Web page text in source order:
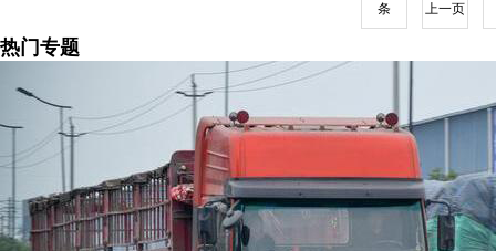
条 上一页
热门专题